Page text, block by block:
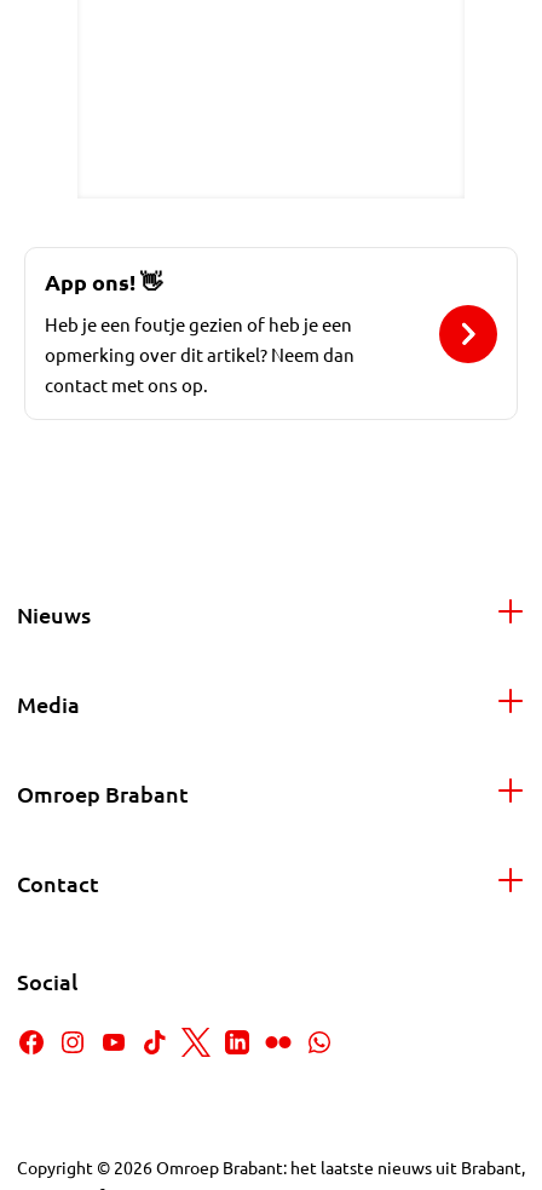
App ons!👋
Heb je een foutje gezien of heb je een
opmerking over dit artikel? Neem dan
contact met ons op.
Nieuws
Media
Omroep Brabant
Contact
Social
Copyright © 2026Omroep Brabant: het laatste nieuws uit Brabant,